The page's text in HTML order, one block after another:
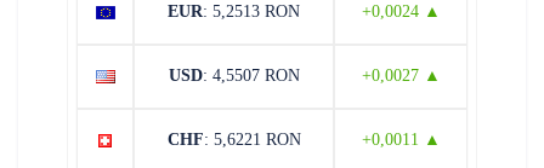
EUR: 5,2513 RON +0,0024 ▲
USD: 4,5507 RON +0,0027 ▲
CHF: 5,6221 RON +0,0011 ▲